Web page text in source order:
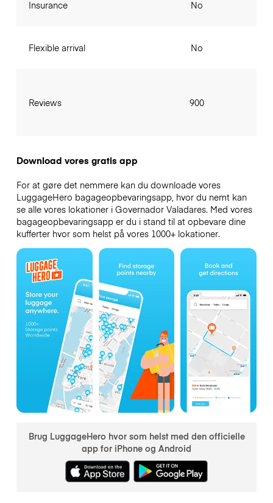
Insurance
Flexible arrival
Reviews
No
No
900
Download vores gratis app
For at gøre det nemmere kan du downloade vores
LuggageHero bagageopbevaringsapp, hvor du nemt kan
se alle vores lokationer i Governador Valadares. Med vores
bagageopbevaringsapp er du i stand til at opbevare dine
kufferter hvor som helst på vores 1000+ lokationer.
Brug LuggageHero hvor som helst med den officielle
app for iPhone og Android